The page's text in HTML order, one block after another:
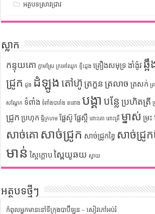
អត្ថបទស្រាវជ្រាវ
ស្លាក
កន្ទុយគោ ក្តាមស្រែ ក្រអៅឈូក ខ្ទិះដូង គ្រឿងសមុទ្រ ងាំង៉ូវ ឆ្
ជ្រូក ដូង ដំឡូង តៅហ៊ូ ត្រកួន ត្រលាច ត្រសក់ ត្រ
សណ្តែក ទំពាំង ទំពាំងបារាំង ននោង បង្គា បន្លែ ប្រហិតត្រី
ជ្រូក ប្រហុក ផ្ទីក្រហម ផ្លែស៊ូ ផ្លែស្ពឺ ពោះគោ ពោះត្រី ម្នាស់ ម្រះ
សាច់គោ សាច់ជ្រូក សាច់ជ្រូកខ្វៃ សាច់ជ្រូក
មាន់ ស្ពៃក្តោប ស្ពៃយូឆយ ស្វាយ
អត្ថបទថ្មីៗ
កំពូលអ្នកមាននៅទីក្រុងបាប៊ីឡូន – សៀវភៅអប់រំ